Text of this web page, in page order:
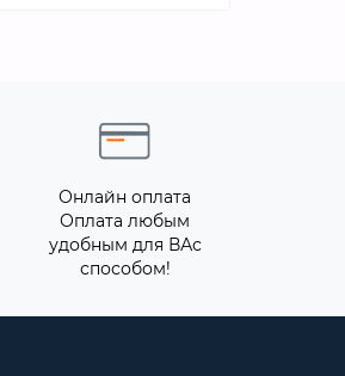
Онлайн оплата
Оплата любым
удобным для ВАс
способом!